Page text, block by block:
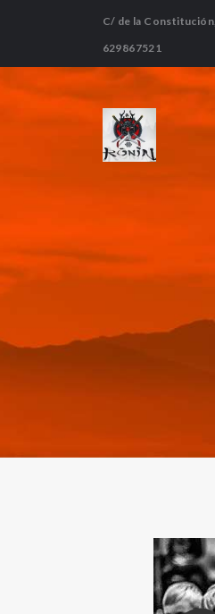
C/ de la
629867521